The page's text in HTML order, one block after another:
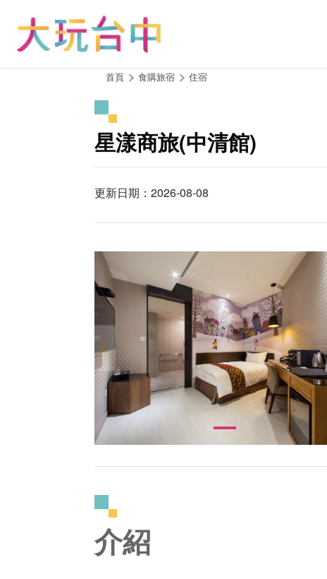
首頁 食購旅宿 住宿
星漾商旅(中清館)
更新日期：2026-08-08
介紹